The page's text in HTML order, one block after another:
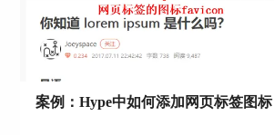
案例：Hype中如何添加网页标签图标